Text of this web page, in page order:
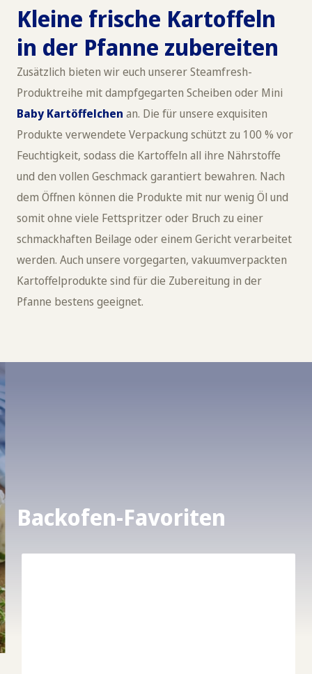
Kleine frische Kartoffeln
in der Pfanne zubereiten
Zusätzlich bieten wir euch unserer Steamfresh-
Produktreihe mit dampfgegarten Scheiben oder Mini
Baby Kartöffelchen an. Die für unsere exquisiten
Produkte verwendete Verpackung schützt zu 100 % vor
Feuchtigkeit, sodass die Kartoffeln all ihre Nährstoffe
und den vollen Geschmack garantiert bewahren. Nach
dem Öffnen können die Produkte mit nur wenig Öl und
somit ohne viele Fettspritzer oder Bruch zu einer
schmackhaften Beilage oder einem Gericht verarbeitet
werden. Auch unsere vorgegarten, vakuumverpackten
Kartoffelprodukte sind für die Zubereitung in der
Pfanne bestens geeignet.
Backofen-Favoriten